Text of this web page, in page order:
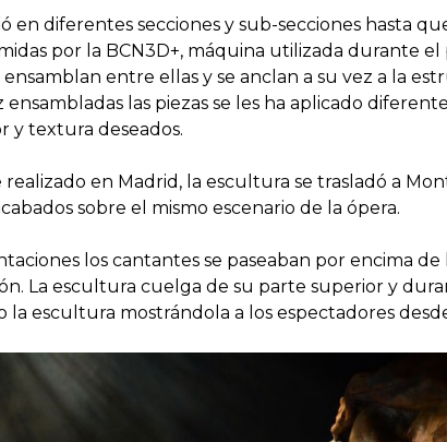
en diferentes secciones y sub-secciones hasta
por la BCN3D+, máquina utilizada durante
entre ellas y se anclan a su vez a la
ensambladas las piezas se les ha aplicado
y textura deseados.
en Madrid, la escultura se trasladó a
sobre el mismo escenario de la ópera.
los cantantes se paseaban por encima
La escultura cuelga de su parte superior y
la escultura mostrándola a los espectadores